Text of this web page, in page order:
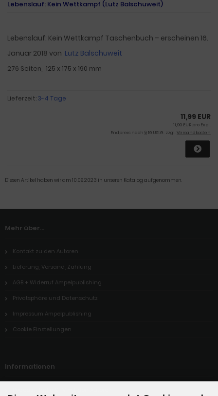
Lebenslauf: Kein Wettkampf (Lutz Balschuweit)
Lebenslauf: Kein Wettkampf Taschenbuch – erscheinen 16.
Januar 2018 von Lutz Balschuweit
276 Seiten, ‎ 125 x 175 x 190 mm
Lieferzeit:3-4 Tage
11,99 EUR
11,99 EUR pro Expl.
Endpreis nach § 19 UStG. zzgl. Versandkosten
Diesen Artikel haben wir am 10.09.2023 in unseren Katalog aufgenommen.
Mehr über...
Kontakt zu den Autoren
Lieferung, Versand, Zahlung
AGB + Widerruf Ampelpublishing
Privatsphäre und Datenschutz
Impressum Ampelpublishing
Cookie Einstellungen
Informationen